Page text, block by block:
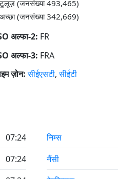
टूलूज़ (जनसंख्या 493,465)
अच्छा (जनसंख्या 342,669)
अल्फा-2: FR
अल्फा-3: FRA
ज़ोन: सीईएसटी,सीईटी
07:24
07:24
निम्स
नैंसी